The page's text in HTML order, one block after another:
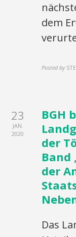
dem
Posted by
23
JAN.
2020
BGH
der
Band
der
Das